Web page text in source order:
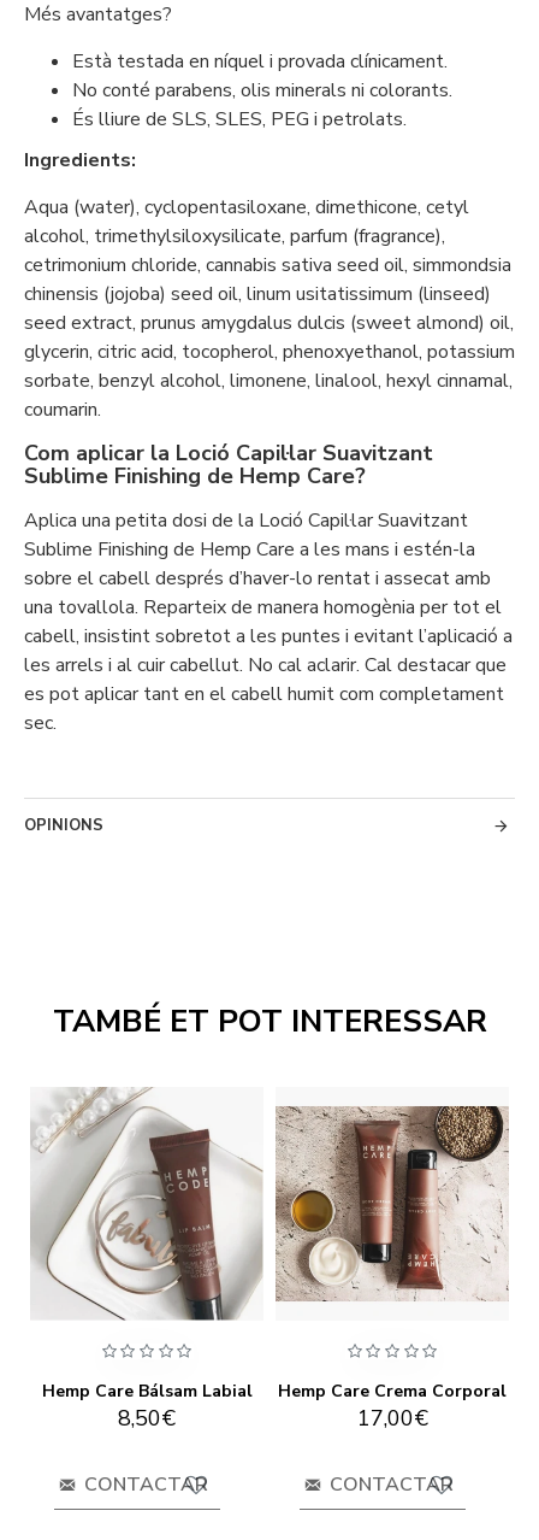
TAMBÉ ET POT INTERESSAR
Hemp Care Bálsam Labial
8,50€
CONTACTAR
Hemp Care Crema Corporal
17,00€
CONTACTAR
Més avantatges?
Està testada en níquel i provada clínicament.
No conté parabens, olis minerals ni colorants.
És lliure de SLS, SLES, PEG i petrolats.
Ingredients:
Aqua (water), cyclopentasiloxane, dimethicone, cetyl
alcohol, trimethylsiloxysilicate, parfum (fragrance),
cetrimonium chloride, cannabis sativa seed oil, simmondsia
chinensis (jojoba) seed oil, linum usitatissimum (linseed)
seed extract, prunus amygdalus dulcis (sweet almond) oil,
glycerin, citric acid, tocopherol, phenoxyethanol, potassium
sorbate, benzyl alcohol, limonene, linalool, hexyl cinnamal,
coumarin.
Com aplicar la Loció Capil·lar Suavitzant
Sublime Finishing de Hemp Care?
Aplica una petita dosi de la Loció Capil·lar Suavitzant
Sublime Finishing de Hemp Care a les mans i estén-la
sobre el cabell després d’haver-lo rentat i assecat amb
una tovallola. Reparteix de manera homogènia per tot el
cabell, insistint sobretot a les puntes i evitant l’aplicació a
les arrels i al cuir cabellut. No cal aclarir. Cal destacar que
es pot aplicar tant en el cabell humit com completament
sec.
OPINIONS